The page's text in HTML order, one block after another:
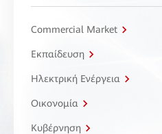
Commercial Market
Εκπαίδευση
Ηλεκτρική Ενέργεια
Οικονομία
Κυβέρνηση